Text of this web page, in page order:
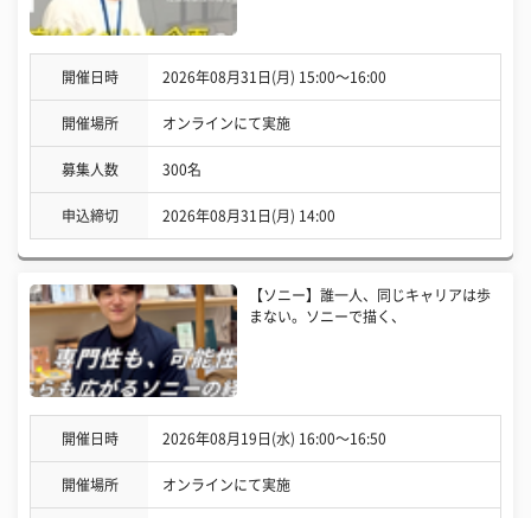
開催日時 2026年08月31日(月) 15:00〜16:00
開催場所 オンラインにて実施
募集人数 300名
申込締切 2026年08月31日(月) 14:00
【ソニー】誰一人、同じキャリアは歩
まない。ソニーで描く、
開催日時 2026年08月19日(水) 16:00〜16:50
開催場所 オンラインにて実施